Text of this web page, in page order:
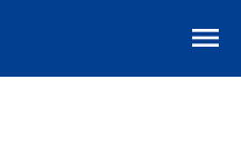
menu